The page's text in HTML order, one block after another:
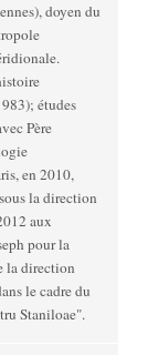
doyen du
études
Père
la direction
aux
pour la
la direction
le cadre du
Staniloae".